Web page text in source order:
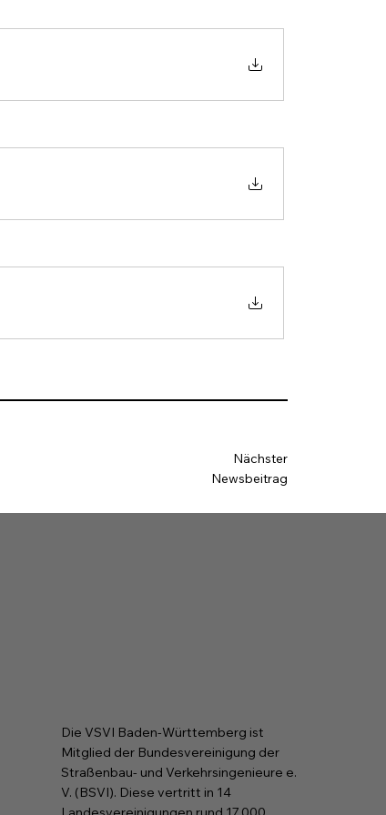
Nächster
Newsbeitrag
Die VSVI Baden-Württemberg ist
Mitglied der Bundesvereinigung der
Straßenbau- und Verkehrsingenieure e.
V. (BSVI). Diese vertritt in 14